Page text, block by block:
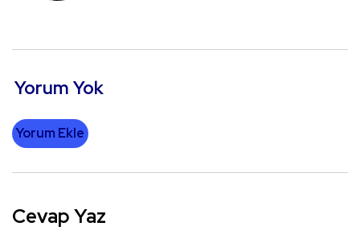
Yorum Yok
Yorum Ekle
Cevap Yaz